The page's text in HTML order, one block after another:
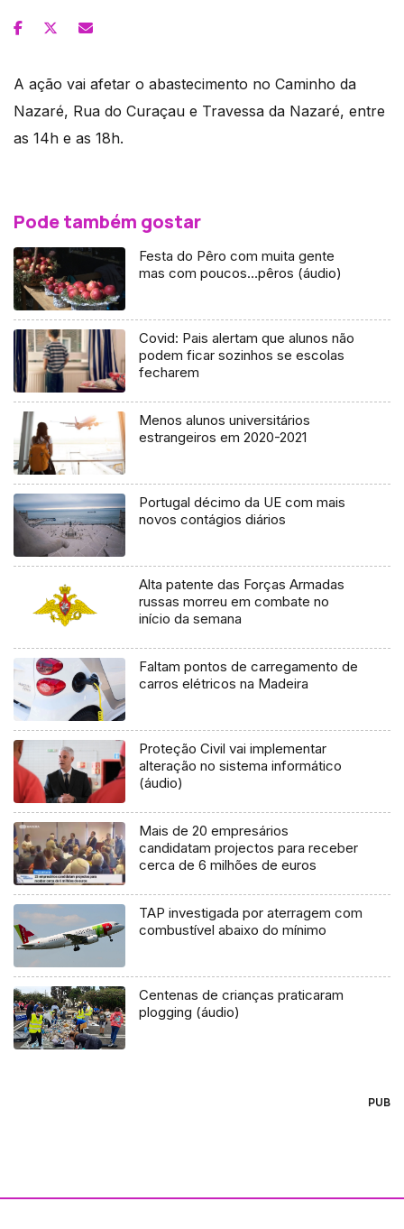
A ação vai afetar o abastecimento no Caminho da
Nazaré, Rua do Curaçau e Travessa da Nazaré, entre
as 14h e as 18h.
Pode também gostar
Festa do Pêro com muita gente
mas com poucos…pêros (áudio)
Covid: Pais alertam que alunos não
podem ficar sozinhos se escolas
fecharem
Menos alunos universitários
estrangeiros em 2020-2021
Portugal décimo da UE com mais
novos contágios diários
Alta patente das Forças Armadas
russas morreu em combate no
início da semana
Faltam pontos de carregamento de
carros elétricos na Madeira
Proteção Civil vai implementar
alteração no sistema informático
(áudio)
Mais de 20 empresários
candidatam projectos para receber
cerca de 6 milhões de euros
TAP investigada por aterragem com
combustível abaixo do mínimo
Centenas de crianças praticaram
plogging (áudio)
PUB